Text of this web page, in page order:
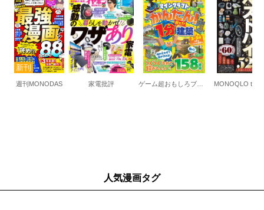
週刊MONODAS 家電批評
人気漫画タグ